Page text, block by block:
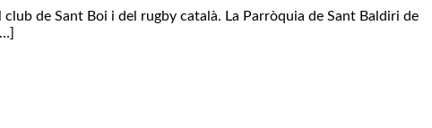
de Sant Boi i del rugby català. La Parròquia de Sant Baldiri de